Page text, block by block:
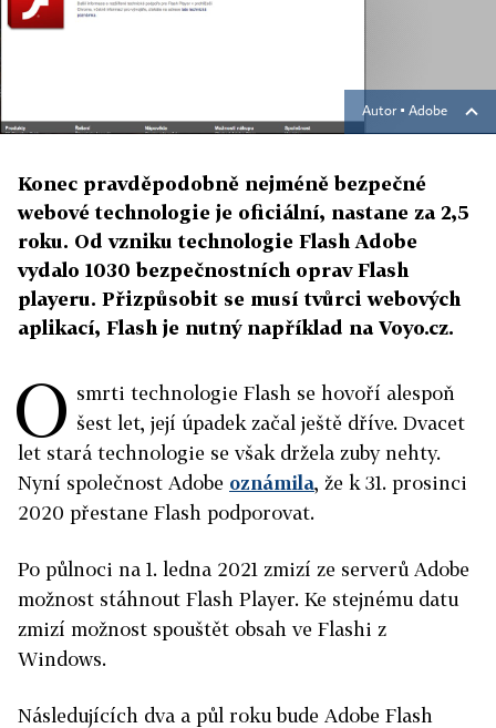
Autor ▪ Adobe
Konec pravděpodobně nejméně bezpečné
webové technologie je oficiální, nastane za 2,5
roku. Od vzniku technologie Flash Adobe
vydalo 1030 bezpečnostních oprav Flash
playeru. Přizpůsobit se musí tvůrci webových
aplikací, Flash je nutný například na Voyo.cz.
O smrti technologie Flash se hovoří alespoň
šest let, její úpadek začal ještě dříve. Dvacet
let stará technologie se však držela zuby nehty.
Nyní společnost Adobe oznámila, že k 31. prosinci
2020 přestane Flash podporovat.
Po půlnoci na 1. ledna 2021 zmizí ze serverů Adobe
možnost stáhnout Flash Player. Ke stejnému datu
zmizí možnost spouštět obsah ve Flashi z
Windows.
Následujících dva a půl roku bude Adobe Flash